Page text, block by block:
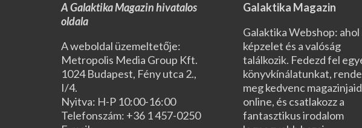
A Galaktika Magazin hivatalos
oldala
A weboldal üzemeltetője:
Metropolis Media Group Kft.
1024 Budapest, Fény utca 2.,
I/4.
Nyitva: H-P 10:00-16:00
Telefonszám: +36 1 457-0250
Galaktika Magazin
Galaktika Webshop: ahol
képzelet és a valóság
találkozik. Fedezd fel
könyvkínálatunkat,
meg kedvenc
online, és csatlakozz a
fantasztikus irodalom